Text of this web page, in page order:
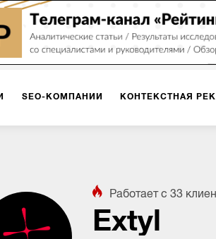
SEO-КОМПАНИИ КОНТЕКСТНАЯ
ИНТЕРНЕТ-ПЛОЩАДКАХ РАБОТА С
Работает с33
Extyl